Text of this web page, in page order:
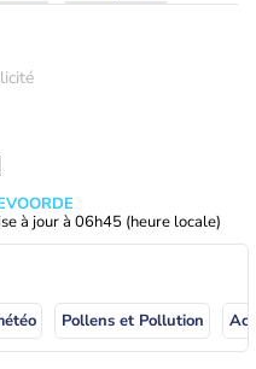
à jour à 06h45 (heure locale)
Pollens et Pollution